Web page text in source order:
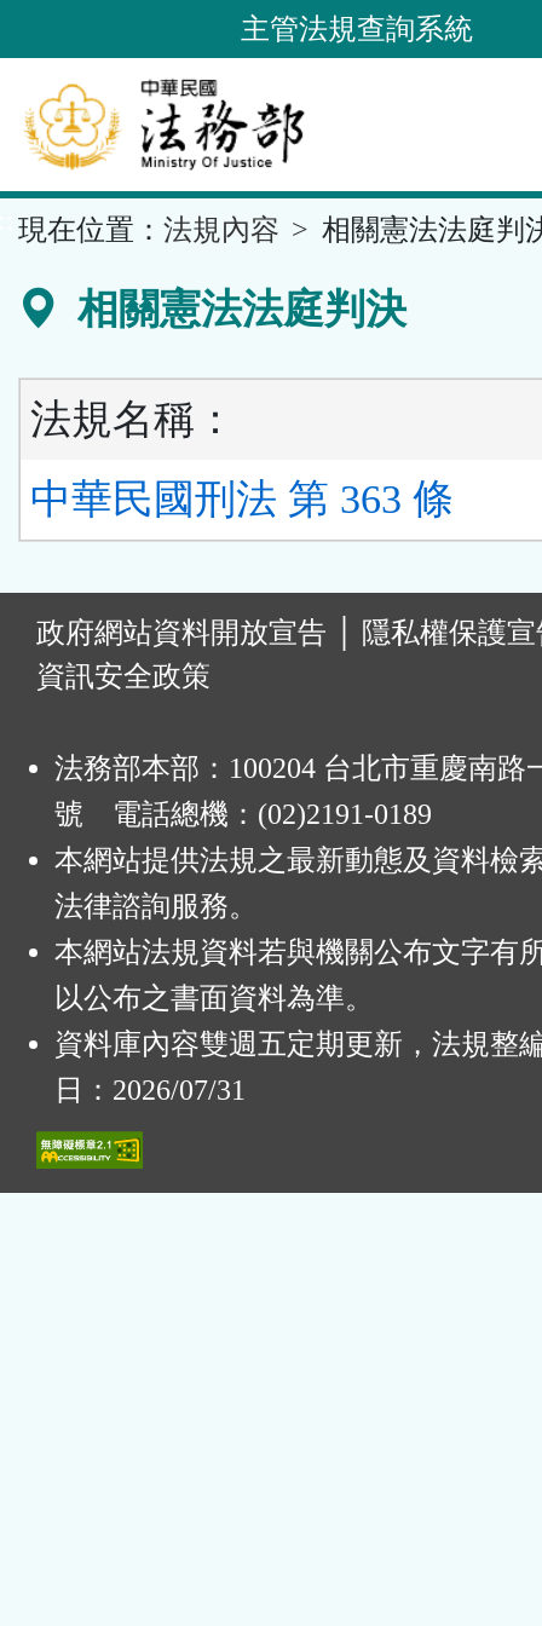
到
要
內
容
區
主管法規查詢系統
現在位置： 法規內容 相關憲法法庭判
相關憲法法庭判決
法規名稱：
中華民國刑法 第 363 條
政府網站資料開放宣告
隱私權保護
資訊安全政策
法務部本部：100204 台北市重慶南路
號 電話總機：(02)2191-0189
本網站提供法規之最新動態及資料檢
法律諮詢服務。
本網站法規資料若與機關公布文字有
以公布之書面資料為準。
資料庫內容雙週五定期更新，法規整
日：2026/07/31